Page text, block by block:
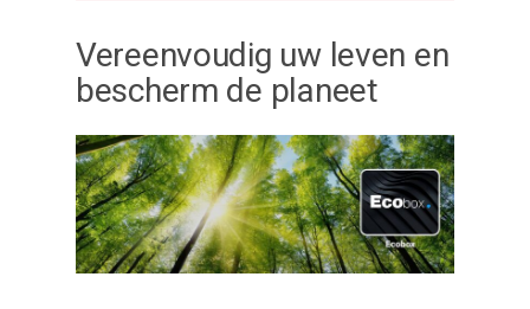
Vereenvoudig uw leven en
bescherm de planeet